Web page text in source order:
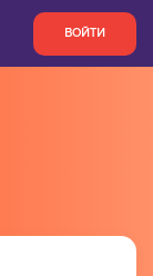
ВОЙТИ